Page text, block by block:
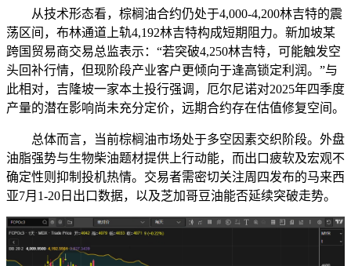
从技术形态看，棕榈油合约仍处于4,000-4,200林吉特的震
荡区间，布林通道上轨4,192林吉特构成短期阻力。新加坡某
跨国贸易商交易总监表示：“若突破4,250林吉特，可能触发空
头回补行情，但现阶段产业客户更倾向于逢高锁定利润。”与
此相对，吉隆坡一家本土投行强调，厄尔尼诺对2025年四季度
产量的潜在影响尚未充分定价，远期合约存在估值修复空间。
总体而言，当前棕榈油市场处于多空因素交织阶段。外盘
油脂强势与生物柴油题材提供上行动能，而出口疲软及宏观不
确定性则抑制投机热情。交易者需密切关注周四发布的马来西
亚7月1-20日出口数据，以及芝加哥豆油能否延续突破走势。